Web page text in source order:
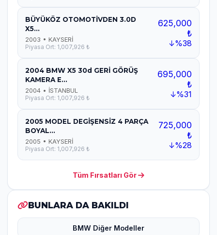
BÜYÜKÖZ OTOMOTİVDEN 3.0D
X5...
2003 • KAYSERİ
Piyasa Ort: 1,007,926 ₺
625,000
₺
↓%38
2004 BMW X5 30d GERİ GÖRÜŞ
KAMERA E...
2004 • İSTANBUL
Piyasa Ort: 1,007,926 ₺
695,000
₺
↓%31
2005 MODEL DEGİŞENSİZ 4 PARÇA
BOYAL...
2005 • KAYSERİ
Piyasa Ort: 1,007,926 ₺
725,000
₺
↓%28
Tüm Fırsatları Gör
BUNLARA DA BAKILDI
BMW Diğer Modeller